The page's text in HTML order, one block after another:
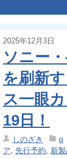
2025年12月3日
ソニー
を刷新
ス一眼
19日！
しのざき α
ア 先行予約 新製